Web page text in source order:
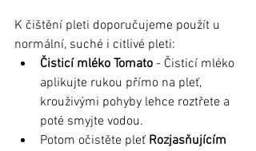
K čištění pleti doporučujeme použít u
normální, suché i citlivé pleti:
Čisticí mléko Tomato - Čisticí mléko
aplikujte rukou přímo na pleť,
krouživými pohyby lehce roztřete a
poté smyjte vodou.
Potom očistěte pleť Rozjasňujícím